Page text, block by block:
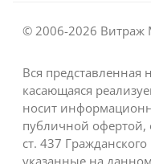
© 2006-2026 Витраж
Вся представленная
касающаяся
носит
публичной
ст. 437